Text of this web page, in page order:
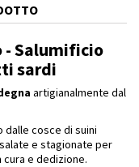
- Salumificio
sardi
artigianalmente dal
cosce di suini
e stagionate per
e dedizione.